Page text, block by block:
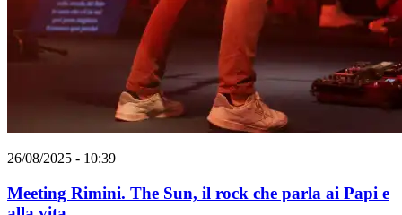
26/08/2025 - 10:39
Meeting Rimini. The Sun, il rock che parla ai Papi e